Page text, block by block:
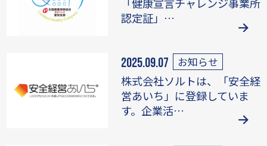
認定証」…
2025.09.07 お知らせ
株式会社ソルトは、「安全経
営あいち」に登録していま
す。企業活…